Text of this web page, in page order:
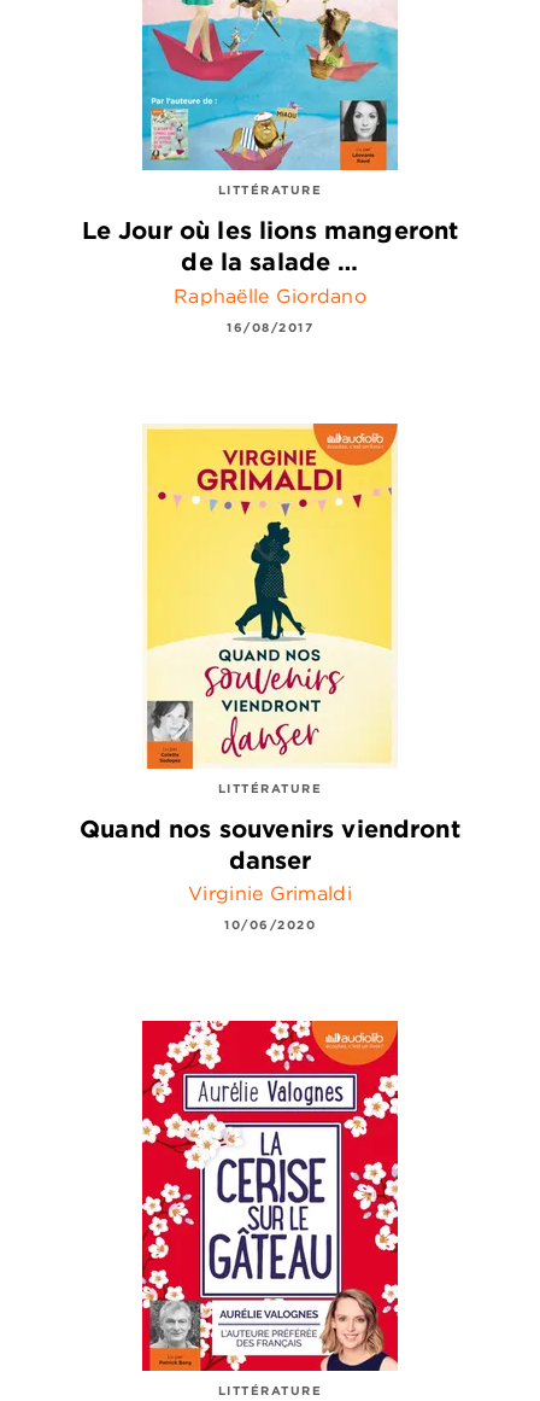
LITTÉRATURE
Le Jour où les lions mangeront
de la salade …
Raphaëlle Giordano
16/08/2017
LITTÉRATURE
Quand nos souvenirs viendront
danser
Virginie Grimaldi
10/06/2020
LITTÉRATURE